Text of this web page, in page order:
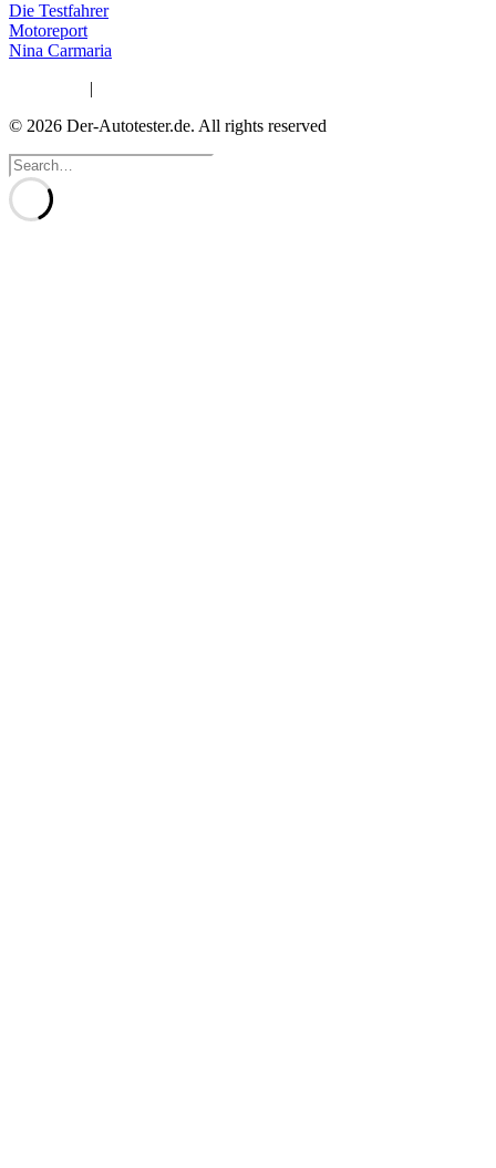
Die Testfahrer
Motoreport
Nina Carmaria
|
© 2026 Der-Autotester.de. All rights reserved